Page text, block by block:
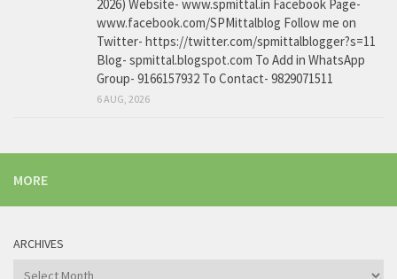
2026) Website- www.spmittal.in Facebook Page-
www.facebook.com/SPMittalblog Follow me on
Twitter- https://twitter.com/spmittalblogger?s=11
Blog- spmittal.blogspot.com To Add in WhatsApp
Group- 9166157932 To Contact- 9829071511
6 AUG, 2026
MORE
ARCHIVES
Archives